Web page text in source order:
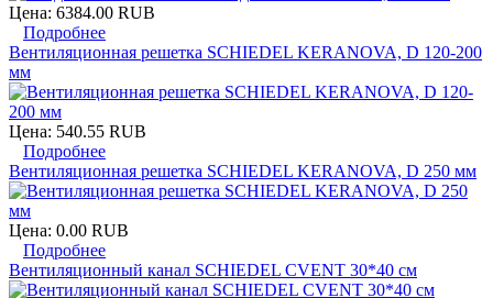
Цена: 6384.00 RUB
Подробнее
Вентиляционная решетка SCHIEDEL KERANOVA, D 120-200
мм
Цена: 540.55 RUB
Подробнее
Вентиляционная решетка SCHIEDEL KERANOVA, D 250 мм
Цена: 0.00 RUB
Подробнее
Вентиляционный канал SCHIEDEL CVENT 30*40 см